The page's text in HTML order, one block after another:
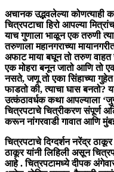
अचानक उद्भवलेल्या कोणत्याही
चित्रपटाचा हिरो आपल्या
याच गुणाला भाळून एक तरुणी
तरुणाला महानगराच्या
अफाट माया बघून तो तरुण वाहत
एक मोहरा बनून जातो आणि तो
नसते, जणू तो एका सिंहाच्या
फाडतो की, त्याचा घास बनतो?
उत्कंठावर्धक कथा आपल्याला
चित्रपटाचे चित्रीकरण संपूर्ण
करून नांगरवाडी गावात आणि
चित्रपटाचे दिग्दर्शन नरेंद्र
ठाकूर यांनी लिहिली असून
आहे . चित्रपटामध्ये दीपक